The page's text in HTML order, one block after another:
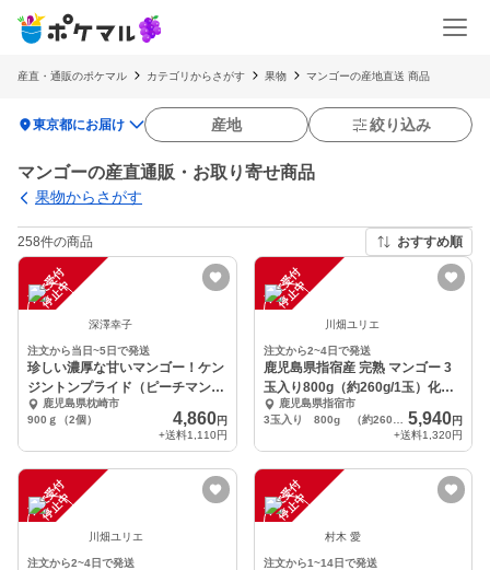
産直・通販のポケマル カテゴリからさがす 果物 マンゴーの産地直送 商品
location_on東京都にお届け 産地 絞り込み
マンゴーの産直通販・お取り寄せ商品
果物からさがす
258件の商品 おすすめ順
注
文
受
付
停
止
中
深澤幸子
注文から当日~5日で発送
珍しい濃厚な甘いマンゴー！ケン
ジントンプライド（ピーチマンゴ
ー）鹿児島県枕崎市
900ｇ（2個）
4,860円
+送料1,110円
注
文
受
付
停
止
中
川畑ユリエ
注文から2~4日で発送
鹿児島県指宿産 完熟 マンゴー 3
玉入り800g（約260g/1玉）化粧
箱入鹿児島県指宿市
5,940円
+送料1,320円
注
文
受
付
停
止
中
川畑ユリエ
注文から2~4日で発送
注
文
受
付
停
止
中
村木 愛
注文から1~14日で発送